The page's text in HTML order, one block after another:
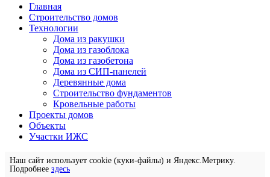
Главная
Строительство домов
Технологии
Дома из ракушки
Дома из газоблока
Дома из газобетона
Дома из СИП-панелей
Деревянные дома
Строительство фундаментов
Кровельные работы
Проекты домов
Объекты
Участки ИЖС
Наш сайт использует cookie (куки-файлы) и Яндекс.Метрику.
Подробнее здесь